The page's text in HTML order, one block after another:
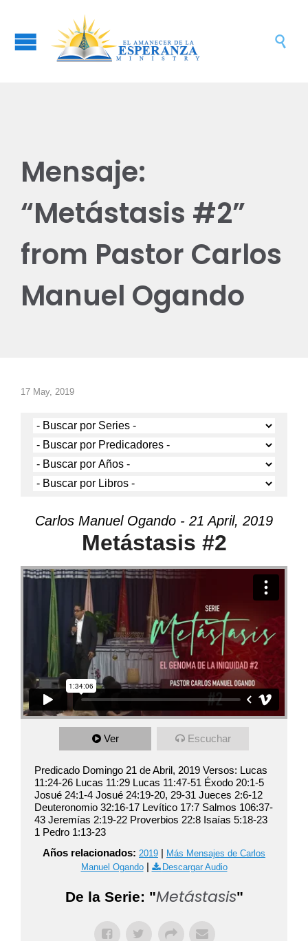

Mensaje:
“Metástasis #2”
from Pastor Carlos
Manuel Ogando
17 May, 2019
Carlos Manuel Ogando - 21 April, 2019
Metástasis #2
Ver Escuchar
Predicado Domingo 21 de Abril, 2019 Versos: Lucas
11:24-26 Lucas 11:29 Lucas 11:47-51 Éxodo 20:1-5
Josué 24:1-4 Josué 24:19-20, 29-31 Jueces 2:6-12
Deuteronomio 32:16-17 Levítico 17:7 Salmos 106:37-
43 Jeremías 2:19-22 Proverbios 22:8 Isaías 5:18-23
1 Pedro 1:13-23
Años relacionados: 2019 | Más Mensajes de Carlos
Manuel Ogando| Descargar Audio
De la Serie: "Metástasis"